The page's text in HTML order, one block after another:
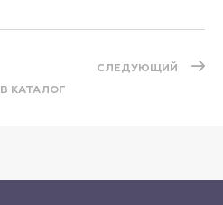
В КАТАЛОГ
СЛЕДУЮЩИЙ